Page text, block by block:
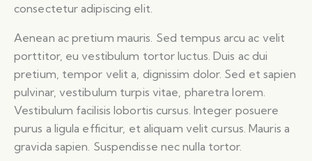
consectetur adipiscing elit.
Aenean ac pretium mauris. Sed tempus arcu ac velit
porttitor, eu vestibulum tortor luctus. Duis ac dui
pretium, tempor velit a, dignissim dolor. Sed et sapien
pulvinar, vestibulum turpis vitae, pharetra lorem.
Vestibulum facilisis lobortis cursus. Integer posuere
purus a ligula efficitur, et aliquam velit cursus. Mauris a
gravida sapien. Suspendisse nec nulla tortor.